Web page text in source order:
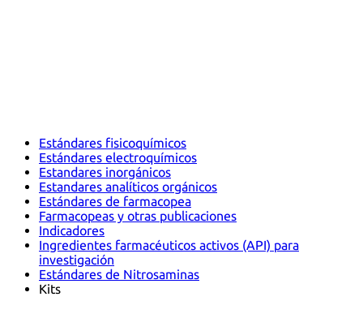
Estándares fisicoquímicos
Estándares electroquímicos
Estandares inorgánicos
Estandares analíticos orgánicos
Estándares de farmacopea
Farmacopeas y otras publicaciones
Indicadores
Ingredientes farmacéuticos activos (API) para
investigación
Estándares de Nitrosaminas
Kits